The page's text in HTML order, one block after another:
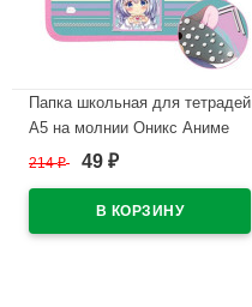
Папка школьная для тетрадей
А5 на молнии Оникс Аниме
аватарки арт.ПТ-73-12 дизайн
214₽ 49 ₽